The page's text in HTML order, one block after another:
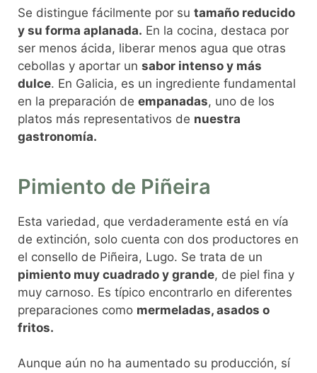
Se distingue fácilmente por su tamaño reducido
y su forma aplanada. En la cocina, destaca por
ser menos ácida, liberar menos agua que otras
cebollas y aportar un sabor intenso y más
dulce. En Galicia, es un ingrediente fundamental
en la preparación de empanadas, uno de los
platos más representativos de nuestra
gastronomía.
Pimiento de Piñeira
Esta variedad, que verdaderamente está en vía
de extinción, solo cuenta con dos productores en
el consello de Piñeira, Lugo. Se trata de un
pimiento muy cuadrado y grande, de piel fina y
muy carnoso. Es típico encontrarlo en diferentes
preparaciones como mermeladas, asados o
fritos.
Aunque aún no ha aumentado su producción, sí